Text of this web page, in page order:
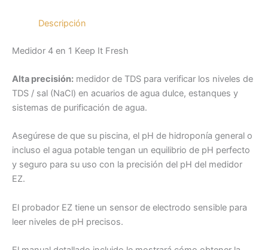
Descripción
Medidor 4 en 1 Keep It Fresh
Alta precisión: medidor de TDS para verificar los niveles de
TDS / sal (NaCl) en acuarios de agua dulce, estanques y
sistemas de purificación de agua.
Asegúrese de que su piscina, el pH de hidroponía general o
incluso el agua potable tengan un equilibrio de pH perfecto
y seguro para su uso con la precisión del pH del medidor
EZ.
El probador EZ tiene un sensor de electrodo sensible para
leer niveles de pH precisos.